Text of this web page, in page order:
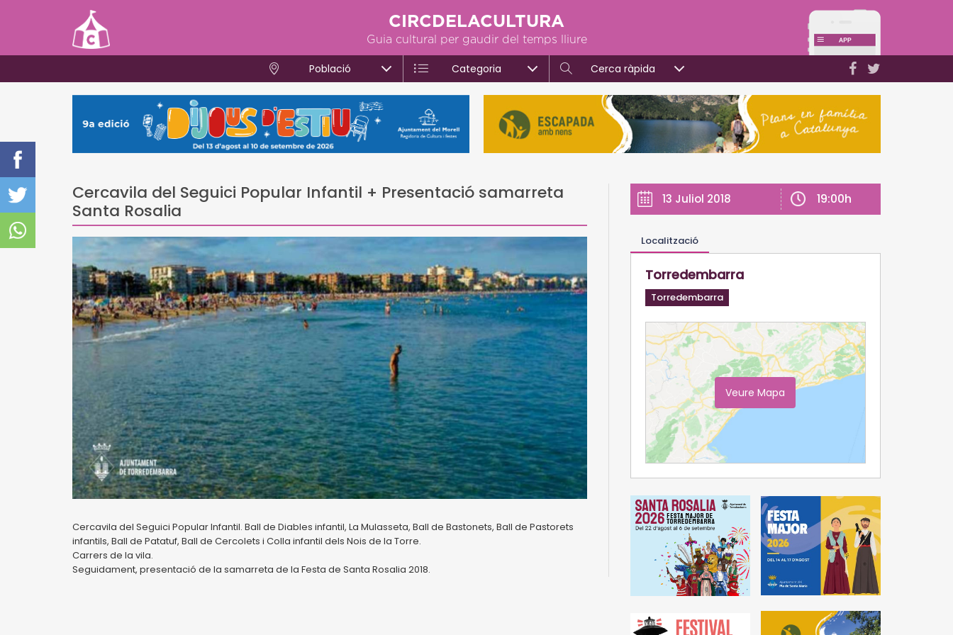
CIRCDELACULTURA
Guia cultural per gaudir del temps lliure
Població Categoria Cerca ràpida
Cercavila del Seguici Popular Infantil + Presentació samarreta
Santa Rosalia
Cercavila del Seguici Popular Infantil. Ball de Diables infantil, La Mulasseta, Ball de Bastonets, Ball de Pastorets
infantils, Ball de Patatuf, Ball de Cercolets i Colla infantil dels Nois de la Torre.
Carrers de la vila.
Seguidament, presentació de la samarreta de la Festa de Santa Rosalia 2018.
13 Juliol 2018 19:00h
Localització
Torredembarra
Torredembarra
Veure Mapa